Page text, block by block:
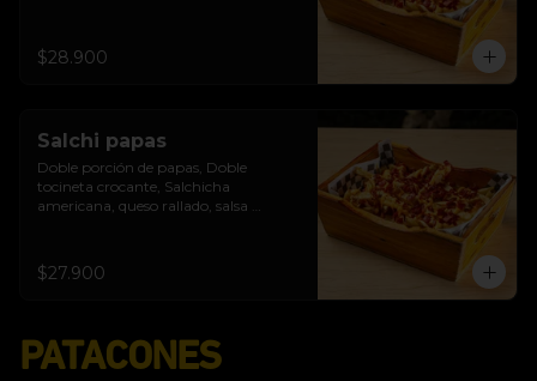
$28.900
Salchi papas
Doble porción de papas, Doble
tocineta crocante, Salchicha
americana, queso rallado, salsa
$27.900
PATACONES